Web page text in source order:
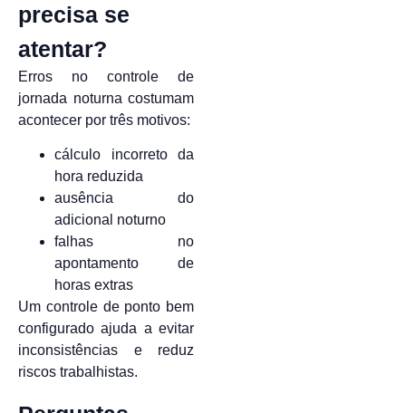
precisa se
atentar?
Erros no controle de
jornada noturna costumam
acontecer por três motivos:
cálculo incorreto da
hora reduzida
ausência do
adicional noturno
falhas no
apontamento de
horas extras
Um controle de ponto bem
configurado ajuda a evitar
inconsistências e reduz
riscos trabalhistas.